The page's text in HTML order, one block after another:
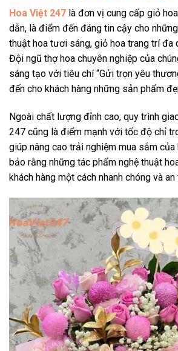
Hoa Việt 247 là đơn vị cung cấp giỏ
dẫn, là điểm đến đáng tin cậy cho
thuật hoa tươi sáng, giỏ hoa trang trí đa
Đội ngũ thợ hoa chuyên nghiệp của
sáng tạo với tiêu chí “Gửi trọn yêu
đến cho khách hàng những sản phẩm
Ngoài chất lượng đỉnh cao, quy trình
247 cũng là điểm mạnh với tốc độ chỉ
giúp nâng cao trải nghiệm mua sắm của
bảo rằng những tác phẩm nghệ thuật
khách hàng một cách nhanh chóng và an